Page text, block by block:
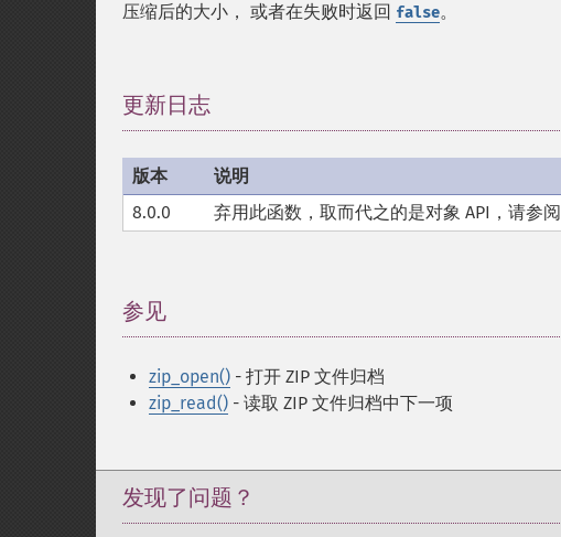
压缩后的大小， 或者在失败时返回 false。
更新日志
版本
说明
8.0.0
弃用此函数，取而代之的是对象 API，请参阅
参见
zip_open() - 打开 ZIP 文件归档
zip_read() - 读取 ZIP 文件归档中下一项
发现了问题？